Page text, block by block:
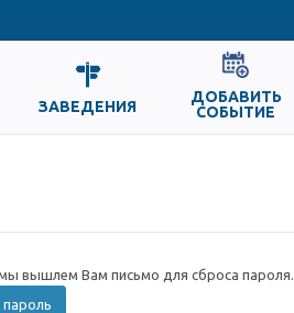
ЗАВЕДЕНИЯ
ДОБАВИТЬ
СОБЫТИЕ
вышлем Вам письмо для сброса пароля.